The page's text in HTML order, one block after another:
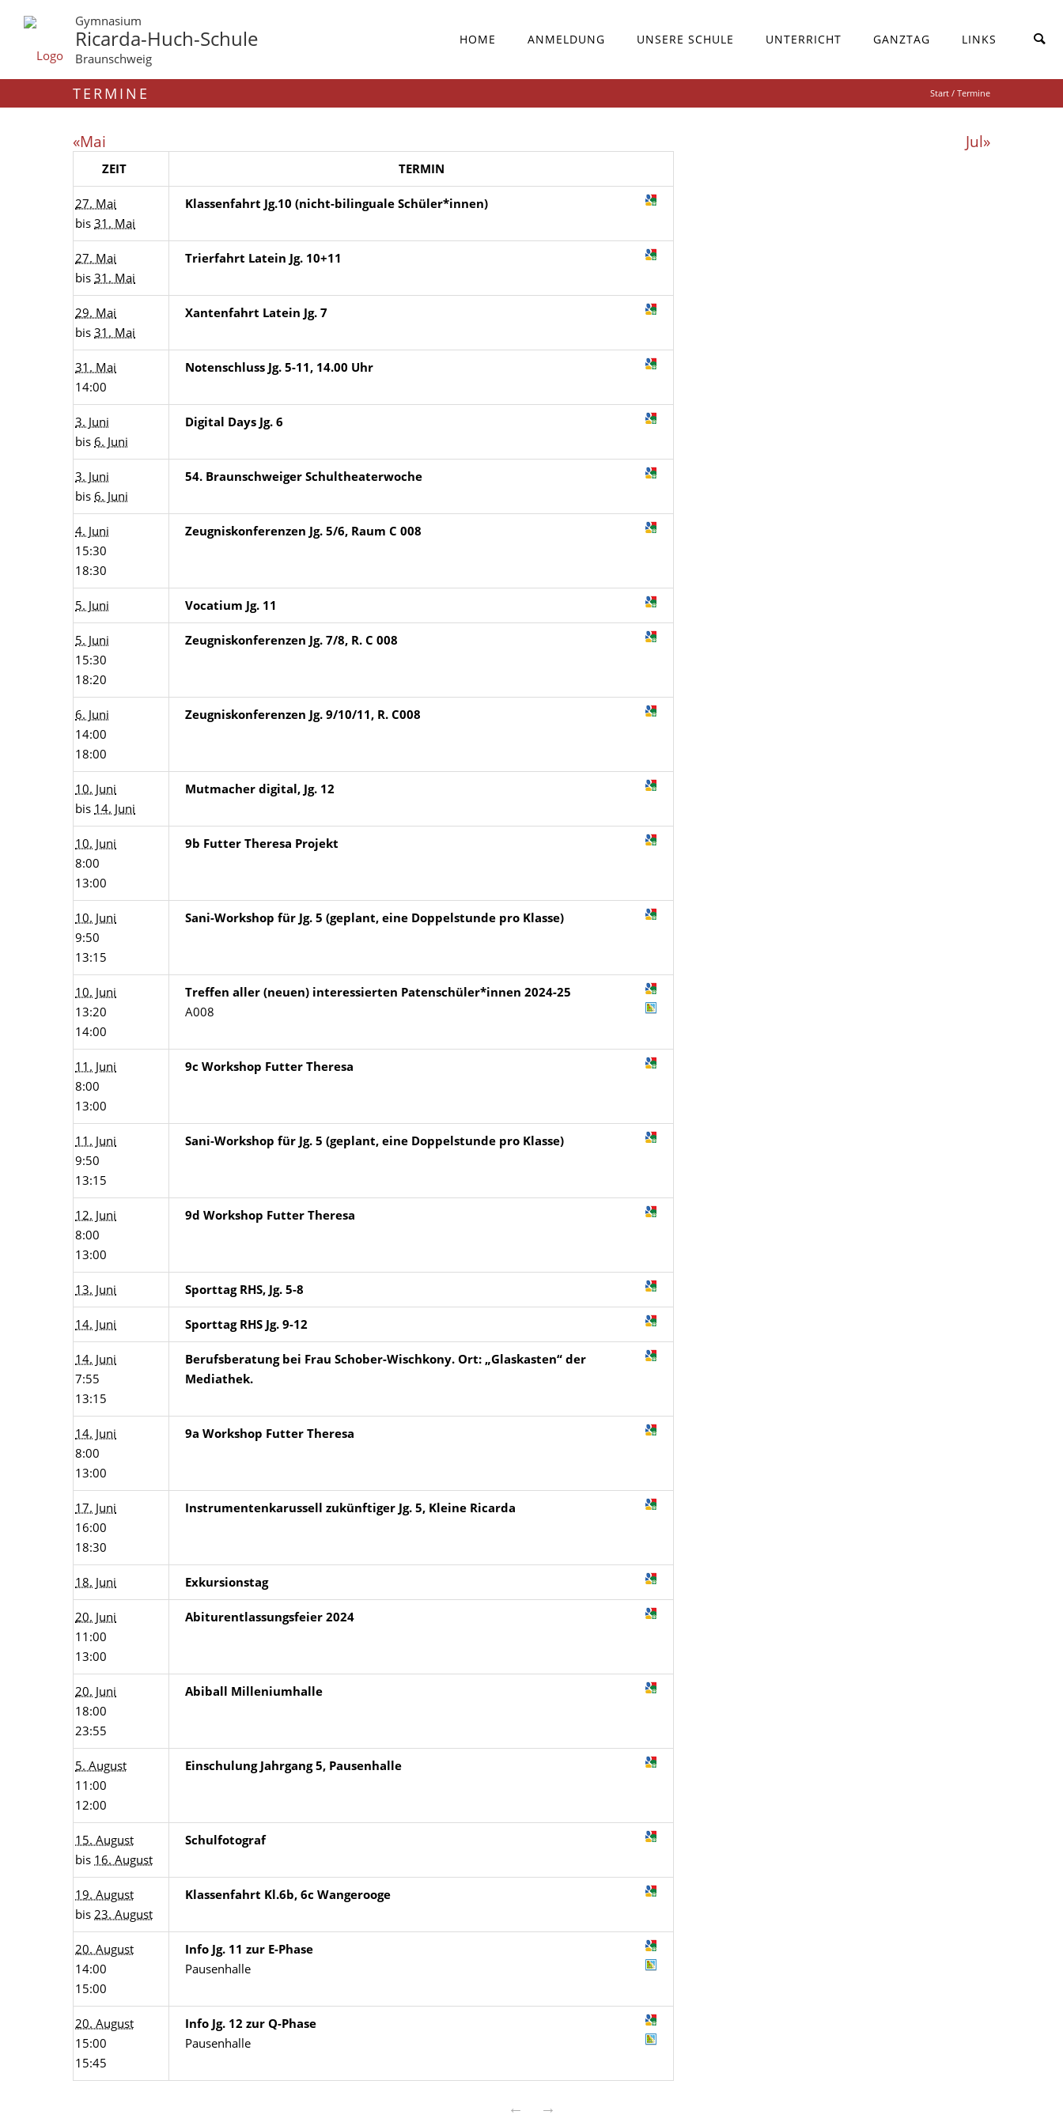
Gymnasium
Ricarda-Huch-Schule
Braunschweig
HOME ANMELDUNG UNSERE SCHULE UNTERRICHT GANZTAG LINKS
TERMINE Start / Termine
«Mai Jul»
ZEIT TERMIN
27. Mai
bis 31. Mai
Klassenfahrt Jg.10 (nicht-bilinguale Schüler*innen)
27. Mai
bis 31. Mai
Trierfahrt Latein Jg. 10+11
29. Mai
bis 31. Mai
Xantenfahrt Latein Jg. 7
31. Mai
14:00
Notenschluss Jg. 5-11, 14.00 Uhr
3. Juni
bis 6. Juni
Digital Days Jg. 6
3. Juni
bis 6. Juni
54. Braunschweiger Schultheaterwoche
4. Juni
15:30
18:30
Zeugniskonferenzen Jg. 5/6, Raum C 008
5. Juni Vocatium Jg. 11
5. Juni
15:30
18:20
Zeugniskonferenzen Jg. 7/8, R. C 008
6. Juni
14:00
18:00
Zeugniskonferenzen Jg. 9/10/11, R. C008
10. Juni
bis 14. Juni
Mutmacher digital, Jg. 12
10. Juni
8:00
13:00
9b Futter Theresa Projekt
10. Juni
9:50
13:15
Sani-Workshop für Jg. 5 (geplant, eine Doppelstunde pro Klasse)
10. Juni
13:20
14:00
Treffen aller (neuen) interessierten Patenschüler*innen 2024-25
A008
11. Juni
8:00
13:00
9c Workshop Futter Theresa
11. Juni
9:50
13:15
Sani-Workshop für Jg. 5 (geplant, eine Doppelstunde pro Klasse)
12. Juni
8:00
13:00
9d Workshop Futter Theresa
13. Juni Sporttag RHS, Jg. 5-8
14. Juni Sporttag RHS Jg. 9-12
14. Juni
7:55
13:15
Berufsberatung bei Frau Schober-Wischkony. Ort: „Glaskasten“ der
Mediathek.
14. Juni
8:00
13:00
9a Workshop Futter Theresa
17. Juni
16:00
18:30
Instrumentenkarussell zukünftiger Jg. 5, Kleine Ricarda
18. Juni Exkursionstag
20. Juni
11:00
13:00
Abiturentlassungsfeier 2024
20. Juni
18:00
23:55
Abiball Milleniumhalle
5. August
11:00
12:00
Einschulung Jahrgang 5, Pausenhalle
15. August
bis 16. August
Schulfotograf
19. August
bis 23. August
Klassenfahrt Kl.6b, 6c Wangerooge
20. August
14:00
15:00
Info Jg. 11 zur E-Phase
Pausenhalle
20. August
15:00
15:45
Info Jg. 12 zur Q-Phase
Pausenhalle
← →